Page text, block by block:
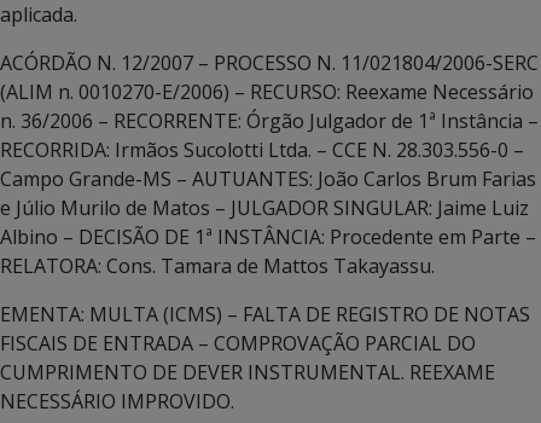
aplicada.
ACÓRDÃO N. 12/2007 – PROCESSO N. 11/021804/2006-SERC
(ALIM n. 0010270-E/2006) – RECURSO: Reexame Necessário
n. 36/2006 – RECORRENTE: Órgão Julgador de 1ª Instância –
RECORRIDA: Irmãos Sucolotti Ltda. – CCE N. 28.303.556-0 –
Campo Grande-MS – AUTUANTES: João Carlos Brum Farias
e Júlio Murilo de Matos – JULGADOR SINGULAR: Jaime Luiz
Albino – DECISÃO DE 1ª INSTÂNCIA: Procedente em Parte –
RELATORA: Cons. Tamara de Mattos Takayassu.
EMENTA: MULTA (ICMS) – FALTA DE REGISTRO DE NOTAS
FISCAIS DE ENTRADA – COMPROVAÇÃO PARCIAL DO
CUMPRIMENTO DE DEVER INSTRUMENTAL. REEXAME
NECESSÁRIO IMPROVIDO.